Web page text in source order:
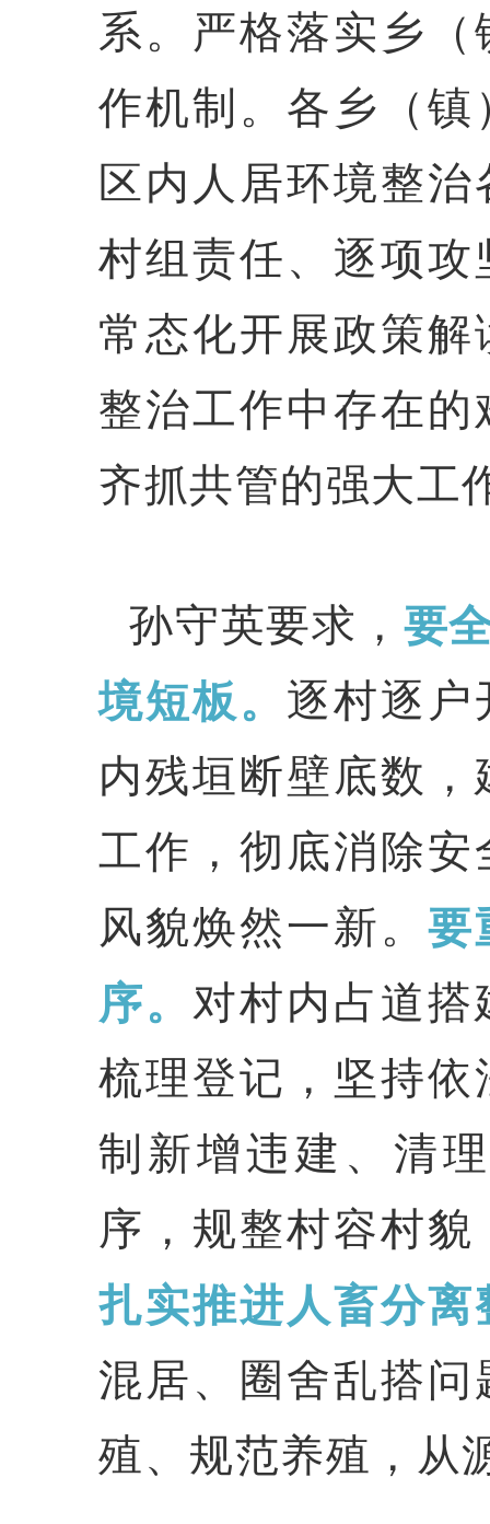
系。严格落实乡
作机制。各乡（
区内人居环境整
村组责任、逐项
常态化开展政策
整治工作中存在
齐抓共管的强大工
孙守英要求， 要
境短板。 逐村逐
内残垣断壁底数
工作，彻底消除
风貌焕然一新。 要
序。 对村内占道
梳理登记，坚持
制新增违建、清
序，规整村容村
扎实推进人畜分
混居、圈舍乱搭
殖、规范养殖，从